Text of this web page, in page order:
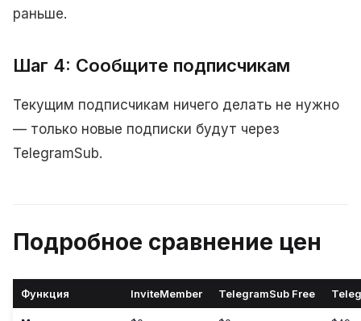
раньше.
Шаг 4: Сообщите подписчикам
Текущим подписчикам ничего делать не нужно
— только новые подписки будут через
TelegramSub.
Подробное сравнение цен
Функция InviteMember TelegramSub Free